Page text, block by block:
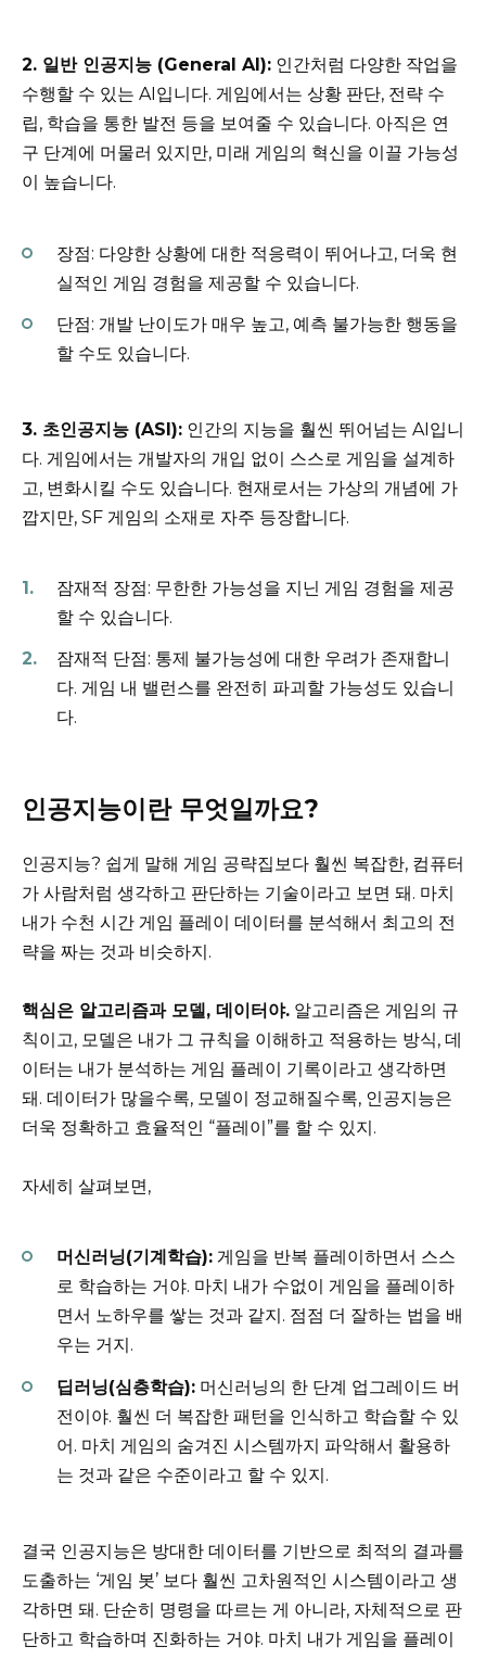
2. 일반 인공지능 (General AI): 인간처럼 다양한 작업을
수행할 수 있는 AI입니다. 게임에서는 상황 판단, 전략 수
립, 학습을 통한 발전 등을 보여줄 수 있습니다. 아직은 연
구 단계에 머물러 있지만, 미래 게임의 혁신을 이끌 가능성
이 높습니다.
장점: 다양한 상황에 대한 적응력이 뛰어나고, 더욱 현
실적인 게임 경험을 제공할 수 있습니다.
단점: 개발 난이도가 매우 높고, 예측 불가능한 행동을
할 수도 있습니다.
3. 초인공지능 (ASI): 인간의 지능을 훨씬 뛰어넘는 AI입니
다. 게임에서는 개발자의 개입 없이 스스로 게임을 설계하
고, 변화시킬 수도 있습니다. 현재로서는 가상의 개념에 가
깝지만, SF 게임의 소재로 자주 등장합니다.
잠재적 장점: 무한한 가능성을 지닌 게임 경험을 제공
할 수 있습니다.
잠재적 단점: 통제 불가능성에 대한 우려가 존재합니
다. 게임 내 밸런스를 완전히 파괴할 가능성도 있습니
다.
인공지능이란 무엇일까요?
인공지능? 쉽게 말해 게임 공략집보다 훨씬 복잡한, 컴퓨터
가 사람처럼 생각하고 판단하는 기술이라고 보면 돼. 마치
내가 수천 시간 게임 플레이 데이터를 분석해서 최고의 전
략을 짜는 것과 비슷하지.
핵심은 알고리즘과 모델, 데이터야. 알고리즘은 게임의 규
칙이고, 모델은 내가 그 규칙을 이해하고 적용하는 방식, 데
이터는 내가 분석하는 게임 플레이 기록이라고 생각하면
돼. 데이터가 많을수록, 모델이 정교해질수록, 인공지능은
더욱 정확하고 효율적인 “플레이”를 할 수 있지.
자세히 살펴보면,
머신러닝(기계학습): 게임을 반복 플레이하면서 스스
로 학습하는 거야. 마치 내가 수없이 게임을 플레이하
면서 노하우를 쌓는 것과 같지. 점점 더 잘하는 법을 배
우는 거지.
딥러닝(심층학습): 머신러닝의 한 단계 업그레이드 버
전이야. 훨씬 더 복잡한 패턴을 인식하고 학습할 수 있
어. 마치 게임의 숨겨진 시스템까지 파악해서 활용하
는 것과 같은 수준이라고 할 수 있지.
결국 인공지능은 방대한 데이터를 기반으로 최적의 결과를
도출하는 ‘게임 봇’ 보다 훨씬 고차원적인 시스템이라고 생
각하면 돼. 단순히 명령을 따르는 게 아니라, 자체적으로 판
단하고 학습하며 진화하는 거야. 마치 내가 게임을 플레이